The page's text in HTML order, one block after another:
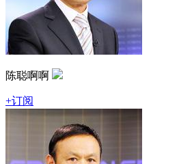
陈聪啊啊
+订阅